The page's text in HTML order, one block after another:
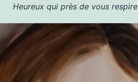
Heureux qui près de vous respire